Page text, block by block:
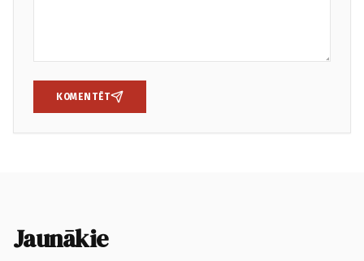
KOMENTĒT
Jaunākie